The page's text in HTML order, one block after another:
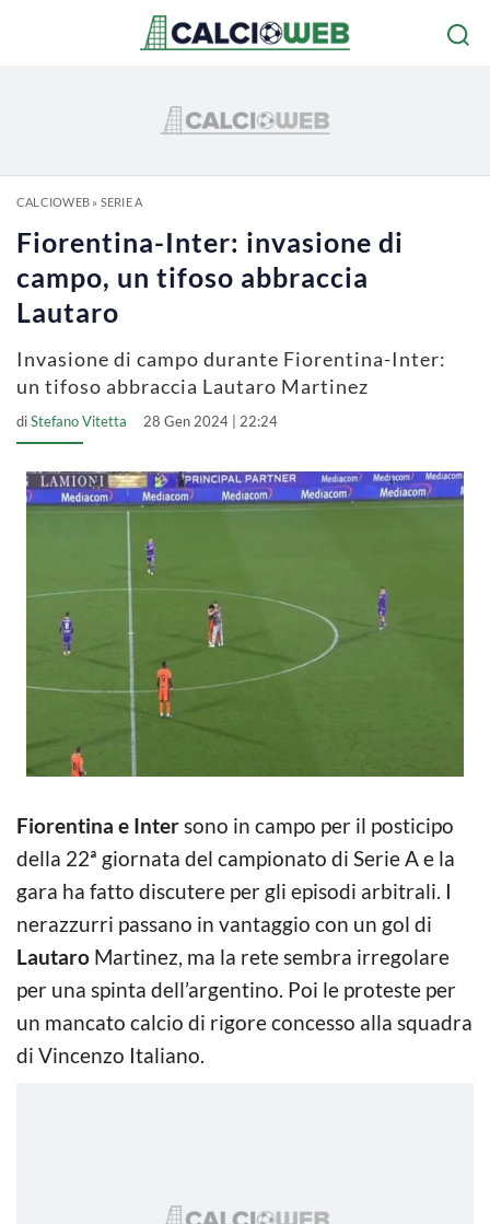
CALCIOWEB» SERIE A
Fiorentina-Inter: invasione di
campo, un tifoso abbraccia
Lautaro
Invasione di campo durante Fiorentina-Inter:
un tifoso abbraccia Lautaro Martinez
diStefano Vitetta 28 Gen 2024 | 22:24
Fiorentina e Intersono in campo per il posticipo
della 22ª giornata del campionato di Serie A e la
gara ha fatto discutere per gli episodi arbitrali. I
nerazzurri passano in vantaggio con un gol di
Lautaro Martinez, ma la rete sembra irregolare
per una spinta dell’argentino. Poi le proteste per
un mancato calcio di rigore concesso alla squadra
di Vincenzo Italiano.